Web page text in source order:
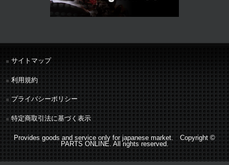
サイトマップ
利用規約
プライバシーポリシー
特定商取引法に基づく表示
Provides goods and service only for japanese market. Copyright ©
PARTS ONLINE. All rights reserved.